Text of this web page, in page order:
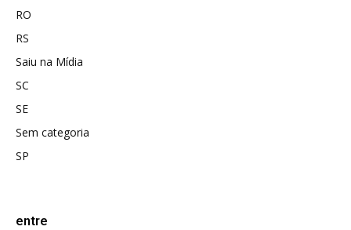
RO
RS
Saiu na Mídia
SC
SE
Sem categoria
SP
entre